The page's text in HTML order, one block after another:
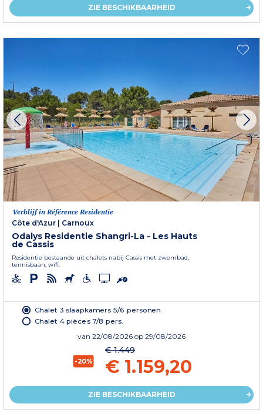
ZIE BESCHIKBAARHEID
Verblijf in Référence Residentie
Côte d'Azur
Carnoux
Odalys Residentie Shangri-La - Les Hauts
de Cassis
Residentie bestaande uit chalets nabij Cassis met zwembad,
tennisbaan, wifi.
Chalet 3 slaapkamers 5/6 personen
Chalet 4 pièces 7/8 pers.
van 22/08/2026 op 29/08/2026
-20%
€ 1.449
€ 1.159,20
ZIE BESCHIKBAARHEID